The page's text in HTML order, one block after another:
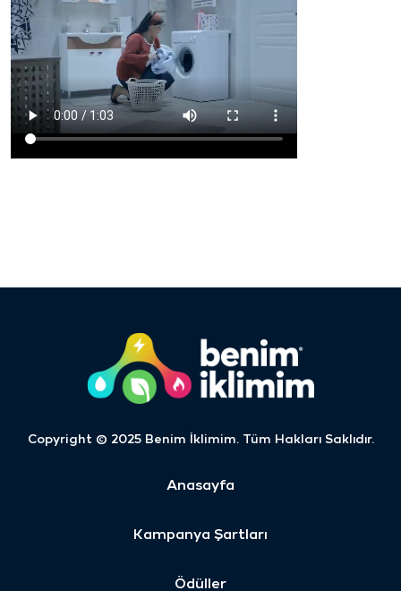
Copyright © 2025 Benim İklimim. Tüm Hakları Saklıdır.
Anasayfa
Kampanya Şartları
Ödüller